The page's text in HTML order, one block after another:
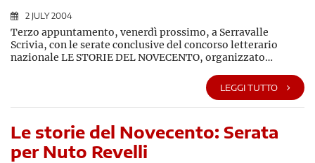
2 JULY 2004
Terzo appuntamento, venerdì prossimo, a Serravalle
Scrivia, con le serate conclusive del concorso letterario
nazionale LE STORIE DEL NOVECENTO, organizzato…
LEGGI TUTTO
Le storie del Novecento: Serata
per Nuto Revelli